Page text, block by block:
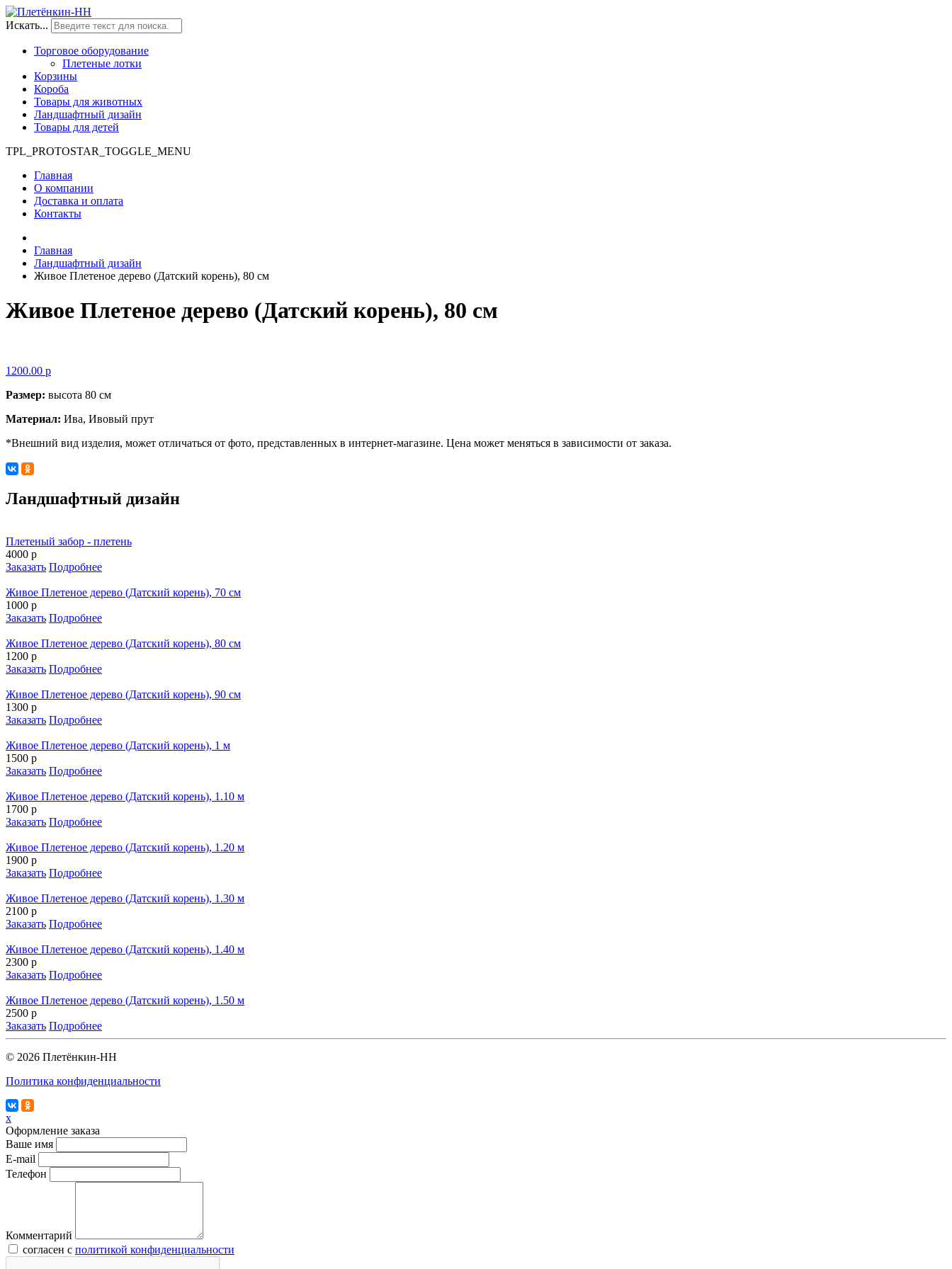
Искать...
Торговое оборудование
Плетеные лотки
Корзины
Короба
Товары для животных
Ландшафтный дизайн
Товары для детей
TPL_PROTOSTAR_TOGGLE_MENU
Главная
О компании
Доставка и оплата
Контакты
Главная
Ландшафтный дизайн
Живое Плетеное дерево (Датский корень), 80 см
Живое Плетеное дерево (Датский корень), 80 см
1200.00 р
Размер: высота 80 см
Материал: Ива, Ивовый прут
*Внешний вид изделия, может отличаться от фото, представленных в интернет-магазине. Цена может меняться в зависимости от заказа.
Ландшафтный дизайн
Плетеный забор - плетень
4000 р
Заказать Подробнее
Живое Плетеное дерево (Датский корень), 70 см
1000 р
Заказать Подробнее
Живое Плетеное дерево (Датский корень), 80 см
1200 р
Заказать Подробнее
Живое Плетеное дерево (Датский корень), 90 см
1300 р
Заказать Подробнее
Живое Плетеное дерево (Датский корень), 1 м
1500 р
Заказать Подробнее
Живое Плетеное дерево (Датский корень), 1.10 м
1700 р
Заказать Подробнее
Живое Плетеное дерево (Датский корень), 1.20 м
1900 р
Заказать Подробнее
Живое Плетеное дерево (Датский корень), 1.30 м
2100 р
Заказать Подробнее
Живое Плетеное дерево (Датский корень), 1.40 м
2300 р
Заказать Подробнее
Живое Плетеное дерево (Датский корень), 1.50 м
2500 р
Заказать Подробнее
© 2026 Плетёнкин-НН
Политика конфиденциальности
x
Оформление заказа
Ваше имя
E-mail
Телефон
Комментарий
согласен с политикой конфиденциальности